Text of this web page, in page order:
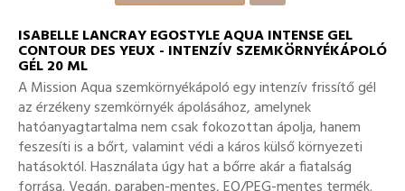
ISABELLE LANCRAY EGOSTYLE AQUA INTENSE GEL
CONTOUR DES YEUX - INTENZÍV SZEMKÖRNYÉKÁPOLÓ
GÉL 20 ML
A Mission Aqua szemkörnyékápoló egy intenzív frissítő gél
az érzékeny szemkörnyék ápolásához, amelynek
hatóanyagtartalma nem csak fokozottan ápolja, hanem
feszesíti is a bőrt, valamint védi a káros külső környezeti
hatásoktól. Használata úgy hat a bőrre akár a fiatalság